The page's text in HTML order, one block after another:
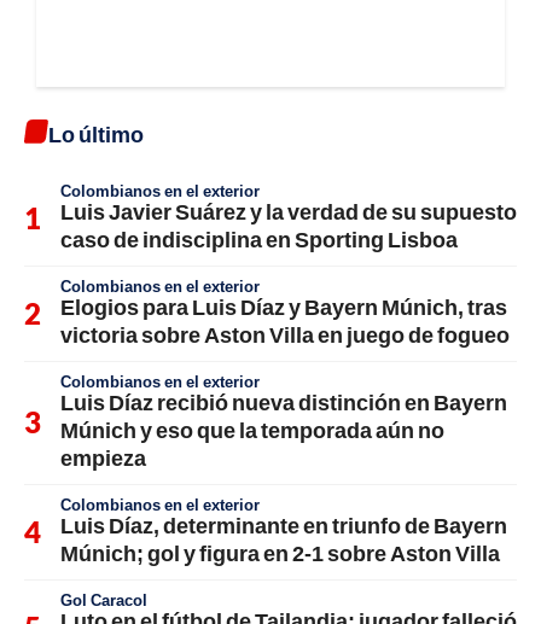
Lo último
Colombianos en el exterior
Luis Javier Suárez y la verdad de su supuesto
caso de indisciplina en Sporting Lisboa
Colombianos en el exterior
Elogios para Luis Díaz y Bayern Múnich, tras
victoria sobre Aston Villa en juego de fogueo
Colombianos en el exterior
Luis Díaz recibió nueva distinción en Bayern
Múnich y eso que la temporada aún no
empieza
Colombianos en el exterior
Luis Díaz, determinante en triunfo de Bayern
Múnich; gol y figura en 2-1 sobre Aston Villa
Gol Caracol